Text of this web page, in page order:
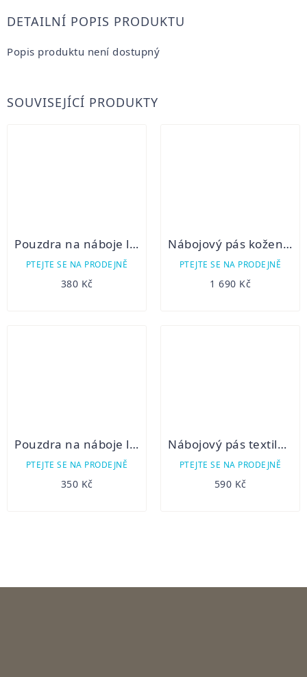
DETAILNÍ POPIS PRODUKTU
Popis produktu není dostupný
SOUVISEJÍCÍ PRODUKTY
Pouzdra na náboje lodenová 11k
PTEJTE SE NA PRODEJNĚ
380 Kč
Nábojový pás kožený brokový
PTEJTE SE NA PRODEJNĚ
1 690 Kč
Pouzdra na náboje lodenová 4b
PTEJTE SE NA PRODEJNĚ
350 Kč
Nábojový pás textilní kulový
PTEJTE SE NA PRODEJNĚ
590 Kč